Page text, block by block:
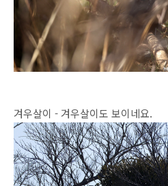
겨우살이 - 겨우살이도 보이네요.